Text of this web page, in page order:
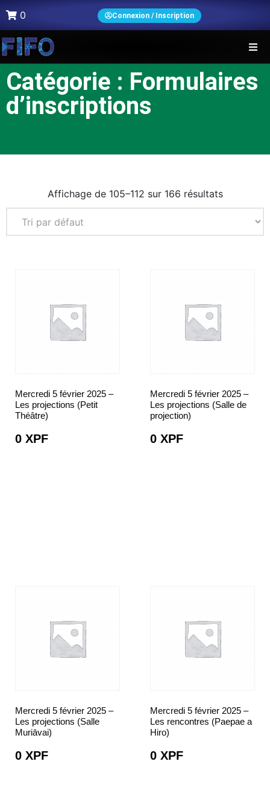
0 Connexion / Inscription
Catégorie : Formulaires
d’inscriptions
Affichage de 105–112 sur 166 résultats
Mercredi 5 février 2025 –
Les projections (Petit
Théâtre)
0 XPF
Mercredi 5 février 2025 –
Les projections (Salle de
projection)
0 XPF
Mercredi 5 février 2025 –
Les projections (Salle
Muriāvai)
0 XPF
Mercredi 5 février 2025 –
Les rencontres (Paepae a
Hiro)
0 XPF